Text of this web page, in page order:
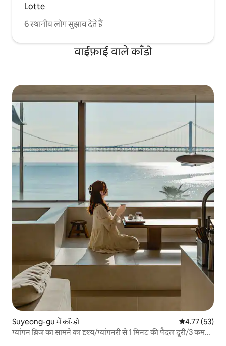
Lotte
6 स्थानीय लोग सुझाव देते हैं
वाईफ़ाई वाले काँडो
Suyeong-gu में कॉन्डो औसत रेटिंग 5 में
4.77 (53)
ग्वांगन ब्रिज का सामने का दृश्य/ग्वांगनरी से 1 मिनट की पैदल दूरी/3 कमरों